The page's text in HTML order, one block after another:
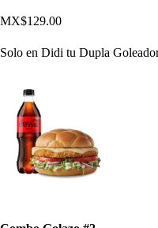
MX$129.00
Solo en Didi tu Dupla